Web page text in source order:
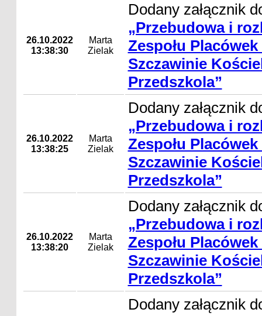
26.10.2022
13:38:30
Marta
Zielak
Dodany załącznik
„Przebudowa i
Zespołu
Szczawinie
Przedszkola”
26.10.2022
13:38:25
Marta
Zielak
Dodany załącznik
„Przebudowa i
Zespołu
Szczawinie
Przedszkola”
26.10.2022
13:38:20
Marta
Zielak
Dodany załącznik
„Przebudowa i
Zespołu
Szczawinie
Przedszkola”
Dodany załącznik